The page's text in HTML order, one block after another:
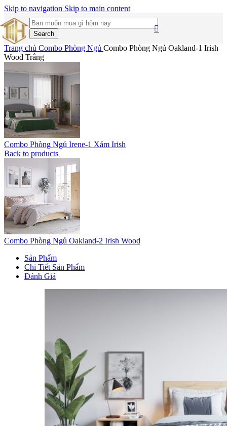
Skip to navigation Skip to main content
Search
Trang chủ Combo Phòng Ngủ Combo Phòng Ngủ Oakland-1 Irish
Wood Trắng
Combo Phòng Ngủ Irene-1 Xám Irish
Back to products
Combo Phòng Ngủ Oakland-2 Irish Wood
Sản Phẩm
Chi Tiết Sản Phẩm
Đánh Giá